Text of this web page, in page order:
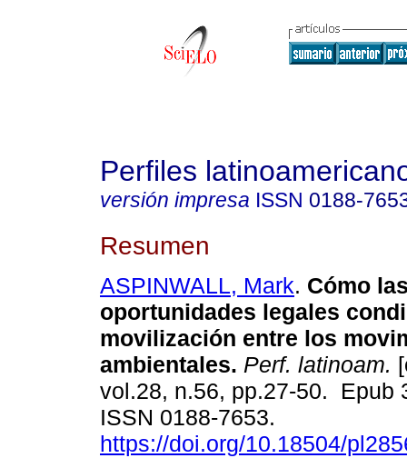
Perfiles
versión impresa ISSN 0188-
Resumen
ASPINWALL, Mark. Cómo
oportunidades legales
movilización entre los
ambientales. Perf. latinoam.
vol.28, n.56, pp.27-50. Epub
ISSN 0188-7653.
https://doi.org/10.18504/